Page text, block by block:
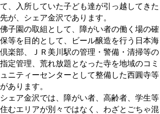
て、入所していた子ども達が引っ越してきた
先が、シェア金沢であります。
佛子園の取組として、障がい者の働く場の確
保等を目的として、ビール醸造を行う日本海
倶楽部、ＪＲ美川駅の管理・警備・清掃等の
指定管理、荒れ放題となった寺を地域のコミ
ュニティーセンターとして整備した西圓寺等
があります。
シェア金沢では、障がい者、高齢者、学生等
住むエリアが別々ではなく、わざとごちゃ混